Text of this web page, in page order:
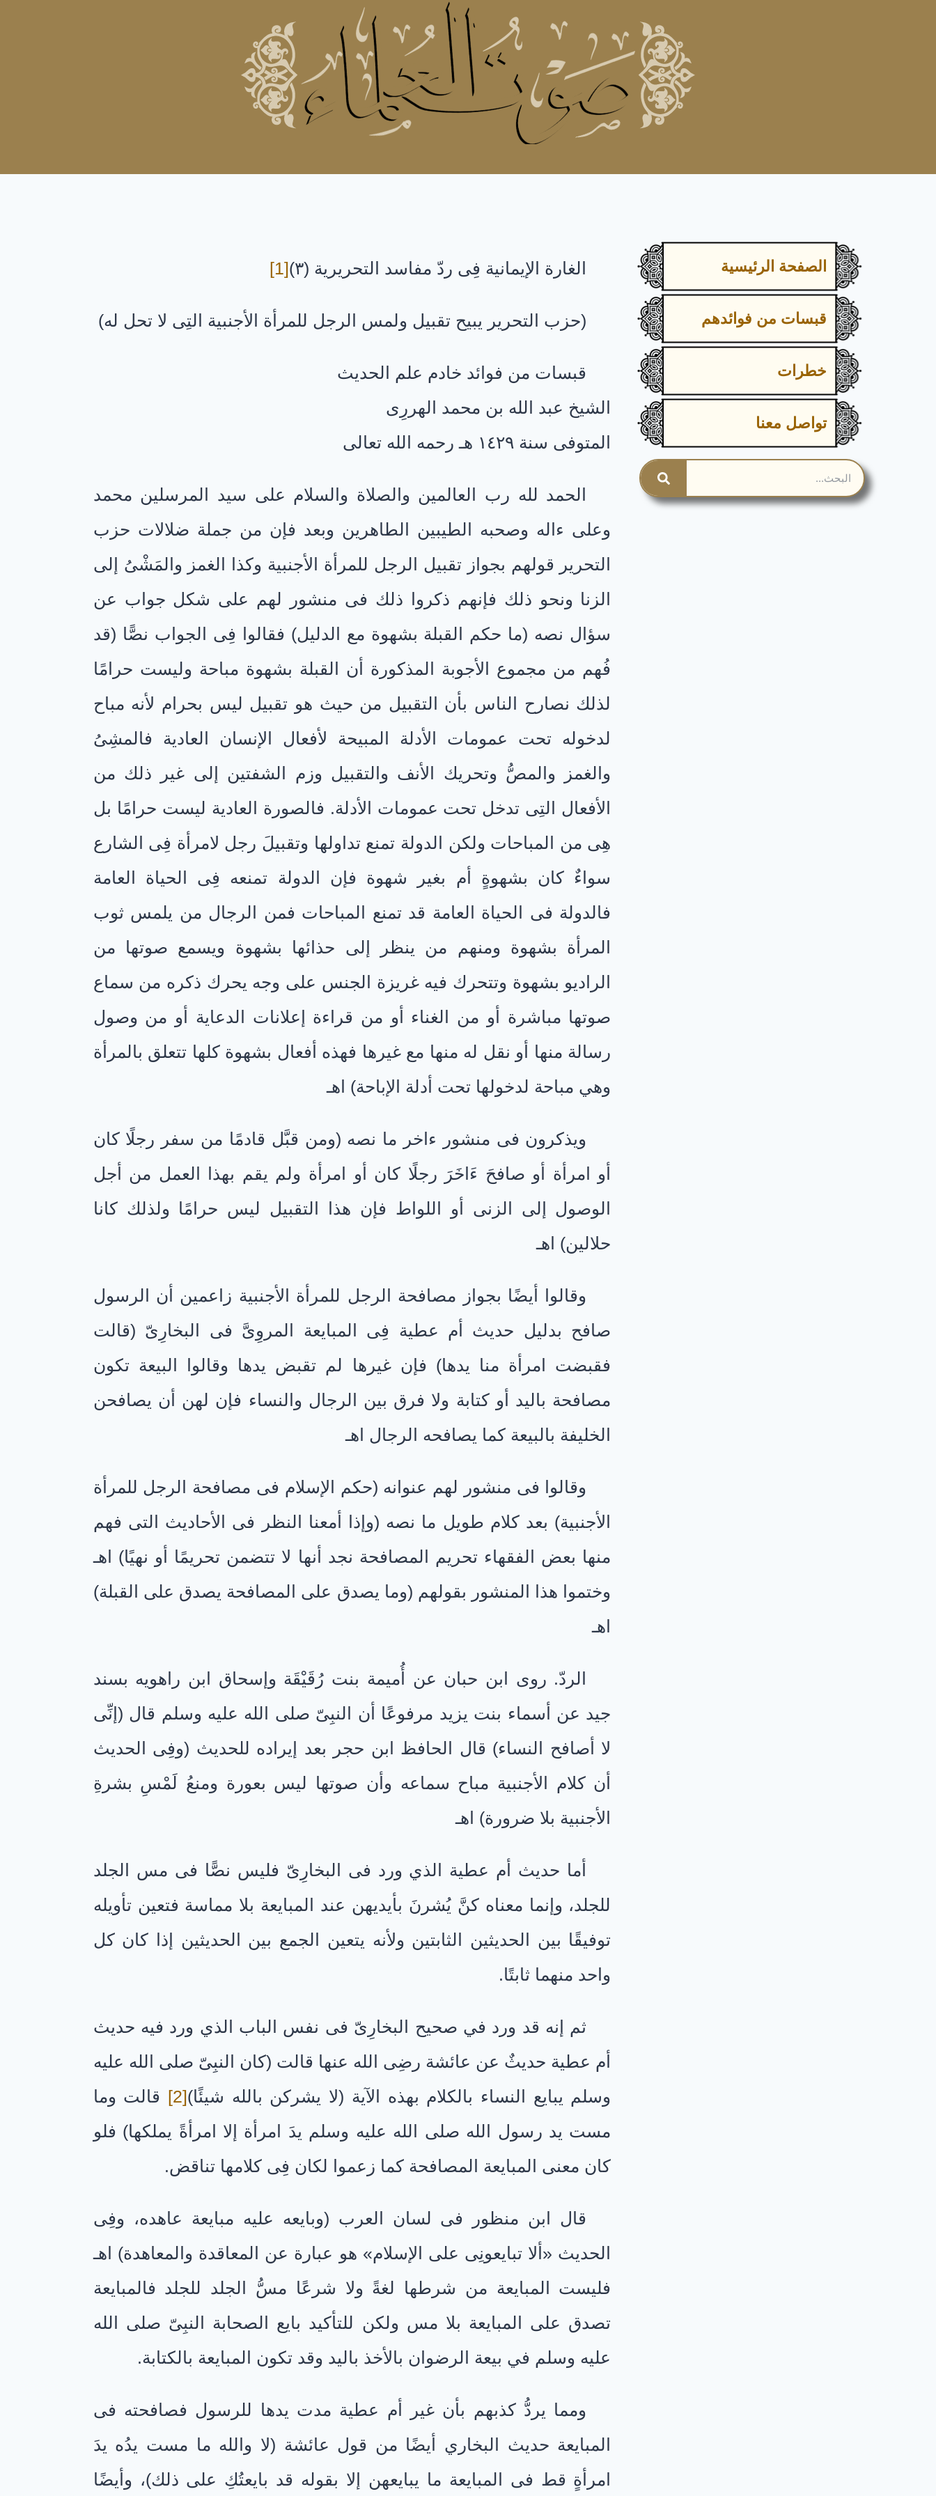
الصفحة الرئيسية
قبسات من فوائدهم
خطرات
تواصل معنا
الغارة الإيمانية فِى ردّ مفاسد التحريرية (٣) [1]
(حزب التحرير يبيح تقبيل ولمس الرجل للمرأة الأجنبية التِى لا تحل له)
قبسات من فوائد خادم علم الحديث
الشيخ عبد الله بن محمد الهررِى
المتوفى سنة ١٤٢٩ هـ رحمه الله تعالى
الحمد لله رب العالمين والصلاة والسلام على سيد المرسلين محمد
وعلى ءاله وصحبه الطيبين الطاهرين وبعد فإن من جملة ضلالات حزب
التحرير قولهم بجواز تقبيل الرجل للمرأة الأجنبية وكذا الغمز والمَشْىُ إلى
الزنا ونحو ذلك فإنهم ذكروا ذلك فى منشور لهم على شكل جواب عن
سؤال نصه (ما حكم القبلة بشهوة مع الدليل) فقالوا فِى الجواب نصًّا (قد
فُهم من مجموع الأجوبة المذكورة أن القبلة بشهوة مباحة وليست حرامًا
لذلك نصارح الناس بأن التقبيل من حيث هو تقبيل ليس بحرام لأنه مباح
لدخوله تحت عمومات الأدلة المبيحة لأفعال الإنسان العادية فالمشِىُ
والغمز والمصُّ وتحريك الأنف والتقبيل وزم الشفتين إلى غير ذلك من
الأفعال التِى تدخل تحت عمومات الأدلة. فالصورة العادية ليست حرامًا بل
هِى من المباحات ولكن الدولة تمنع تداولها وتقبيلَ رجل لامرأة فِى الشارع
سواءٌ كان بشهوةٍ أم بغير شهوة فإن الدولة تمنعه فِى الحياة العامة
فالدولة فى الحياة العامة قد تمنع المباحات فمن الرجال من يلمس ثوب
المرأة بشهوة ومنهم من ينظر إلى حذائها بشهوة ويسمع صوتها من
الراديو بشهوة وتتحرك فيه غريزة الجنس على وجه يحرك ذكره من سماع
صوتها مباشرة أو من الغناء أو من قراءة إعلانات الدعاية أو من وصول
رسالة منها أو نقل له منها مع غيرها فهذه أفعال بشهوة كلها تتعلق بالمرأة
وهي مباحة لدخولها تحت أدلة الإباحة) اهـ
ويذكرون فى منشور ءاخر ما نصه (ومن قبَّل قادمًا من سفر رجلًا كان
أو امرأة أو صافحَ ءَاخَرَ رجلًا كان أو امرأة ولم يقم بهذا العمل من أجل
الوصول إلى الزنى أو اللواط فإن هذا التقبيل ليس حرامًا ولذلك كانا
حلالين) اهـ
وقالوا أيضًا بجواز مصافحة الرجل للمرأة الأجنبية زاعمين أن الرسول
صافح بدليل حديث أم عطية فِى المبايعة المروِىَّ فى البخارِىّ (قالت
فقبضت امرأة منا يدها) فإن غيرها لم تقبض يدها وقالوا البيعة تكون
مصافحة باليد أو كتابة ولا فرق بين الرجال والنساء فإن لهن أن يصافحن
الخليفة بالبيعة كما يصافحه الرجال اهـ
وقالوا فى منشور لهم عنوانه (حكم الإسلام فى مصافحة الرجل للمرأة
الأجنبية) بعد كلام طويل ما نصه (وإذا أمعنا النظر فى الأحاديث التى فهم
منها بعض الفقهاء تحريم المصافحة نجد أنها لا تتضمن تحريمًا أو نهيًا) اهـ
وختموا هذا المنشور بقولهم (وما يصدق على المصافحة يصدق على القبلة)
اهـ
الردّ. روى ابن حبان عن أُميمة بنت رُقَيْقَة وإسحاق ابن راهويه بسند
جيد عن أسماء بنت يزيد مرفوعًا أن النبِىّ صلى الله عليه وسلم قال (إنِّى
لا أصافح النساء) قال الحافظ ابن حجر بعد إيراده للحديث (وفِى الحديث
أن كلام الأجنبية مباح سماعه وأن صوتها ليس بعورة ومنعُ لَمْسِ بشرةِ
الأجنبية بلا ضرورة) اهـ
أما حديث أم عطية الذي ورد فى البخارِىّ فليس نصًّا فى مس الجلد
للجلد، وإنما معناه كنَّ يُشرنَ بأيديهن عند المبايعة بلا مماسة فتعين تأويله
توفيقًا بين الحديثين الثابتين ولأنه يتعين الجمع بين الحديثين إذا كان كل
واحد منهما ثابتًا.
ثم إنه قد ورد في صحيح البخارِىّ فى نفس الباب الذي ورد فيه حديث
أم عطية حديثٌ عن عائشة رضِى الله عنها قالت (كان النبِىّ صلى الله عليه
وسلم يبايع النساء بالكلام بهذه الآية (لا يشركن بالله شيئًا)[2]
قالت وما
مست يد رسول الله صلى الله عليه وسلم يدَ امرأة إلا امرأةً يملكها) فلو
كان معنى المبايعة المصافحة كما زعموا لكان فِى كلامها تناقض.
قال ابن منظور فى لسان العرب (وبايعه عليه مبايعة عاهده، وفِى
الحديث «ألا تبايعونِى على الإسلام» هو عبارة عن المعاقدة والمعاهدة) اهـ
فليست المبايعة من شرطها لغةً ولا شرعًا مسُّ الجلد للجلد فالمبايعة
تصدق على المبايعة بلا مس ولكن للتأكيد بايع الصحابة النبِىّ صلى الله
عليه وسلم في بيعة الرضوان بالأخذ باليد وقد تكون المبايعة بالكتابة.
ومما يردُّ كذبهم بأن غير أم عطية مدت يدها للرسول فصافحته فى
المبايعة حديث البخاري أيضًا من قول عائشة (لا والله ما مست يدُه يدَ
امرأةٍ قط فى المبايعة ما يبايعهن إلا بقوله قد بايعتُكِ على ذلك)، وأيضًا